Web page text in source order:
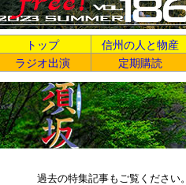
トップ 信州の人と物産
ラジオ出演
定期購読
過去の特集記事もご覧ください。